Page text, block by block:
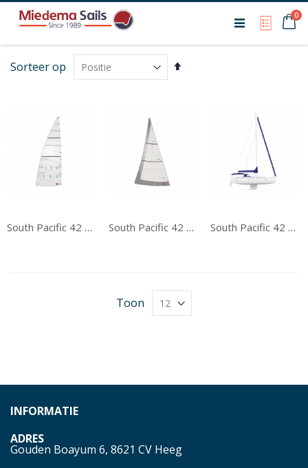
My0
Sorteer op
Van
South Pacific 42 Grootzeil South Pacific 42 Voorzeil South Pacific 42 Tentwerk
Toon
INFORMATIE
ADRES
Gouden Boayum 6, 8621 CV Heeg